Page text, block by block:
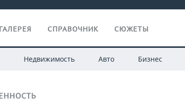
СПРАВОЧНИК СЮЖЕТЫ
Недвижимость Авто Бизнес